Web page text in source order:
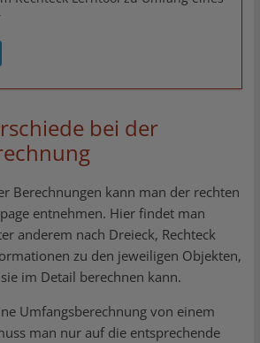
bei der
Berechnungen kann man der rechten
entnehmen. Hier findet man
anderem nach Dreieck, Rechteck
zu den jeweiligen Objekten,
im Detail berechnen kann.
Umfangsberechnung von einem
man nur auf die entsprechende